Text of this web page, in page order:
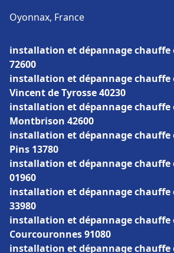
Oyonnax, France
installation et dépannage chauffe
72600
installation et dépannage chauffe
Vincent de Tyrosse 40230
installation et dépannage chauffe
Montbrison 42600
installation et dépannage chauffe
Pins 13780
installation et dépannage chauffe
01960
installation et dépannage chauffe
33980
installation et dépannage chauffe
Courcouronnes 91080
installation et dépannage chauffe